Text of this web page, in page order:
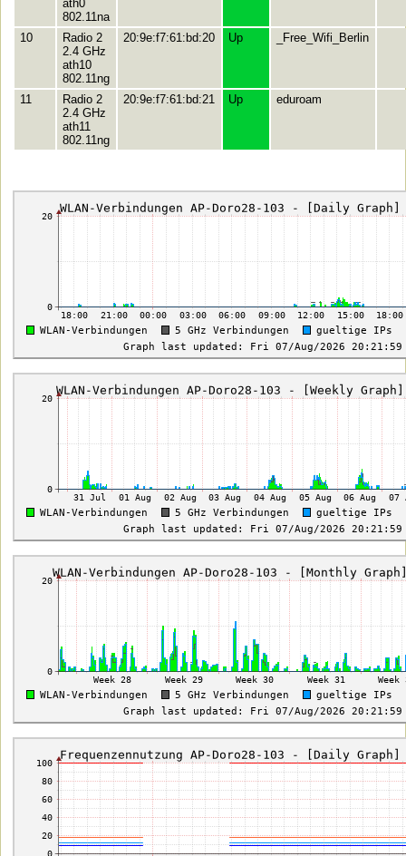
ath0
802.11na
10
Radio 2
2.4 GHz
ath10
802.11ng
20:9e:f7:61:bd:20 Up _Free_Wifi_Berlin
11
Radio 2
2.4 GHz
ath11
802.11ng
20:9e:f7:61:bd:21 Up eduroam